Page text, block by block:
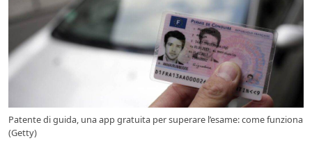
Patente di guida, una app gratuita per superare l’esame: come funziona
(Getty)